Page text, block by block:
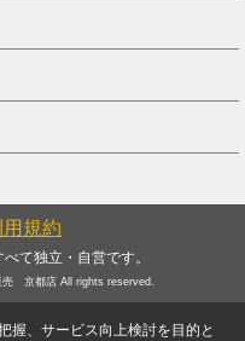
規約
て独立・自営です。
売 京都店 All rights reserved.
握、サービス向上検討を目的と